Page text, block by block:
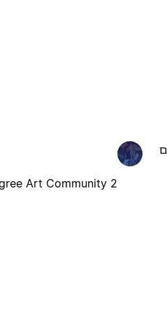
2 Degree Art Community